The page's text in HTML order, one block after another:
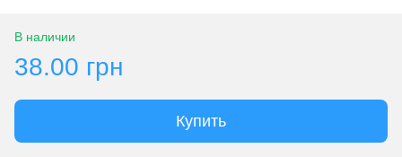
В наличии
38.00 грн
Купить